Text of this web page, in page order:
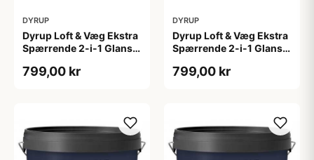
DYRUP
Dyrup Loft & Væg Ekstra
Spærrende 2-i-1 Glans
799,00 kr
DYRUP
Dyrup Loft & Væg Ekstra
Spærrende 2-i-1 Glans
799,00 kr